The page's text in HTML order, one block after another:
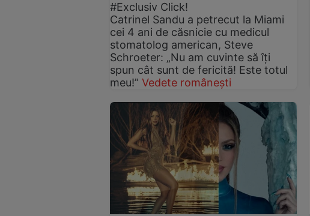
#Exclusiv Click!
Catrinel Sandu a petrecut la Miami
cei 4 ani de căsnicie cu medicul
stomatolog american, Steve
Schroeter: „Nu am cuvinte să îți
spun cât sunt de fericită! Este totul
meu!” Vedete românești